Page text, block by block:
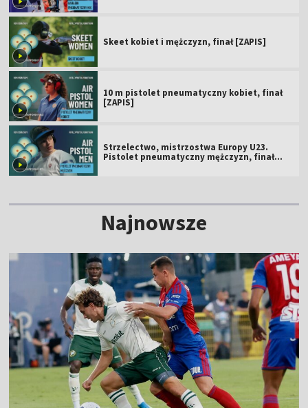
Skeet kobiet i mężczyzn, finał [ZAPIS]
10 m pistolet pneumatyczny kobiet, finał
[ZAPIS]
Strzelectwo, mistrzostwa Europy U23.
Pistolet pneumatyczny mężczyzn, finał
Najnowsze